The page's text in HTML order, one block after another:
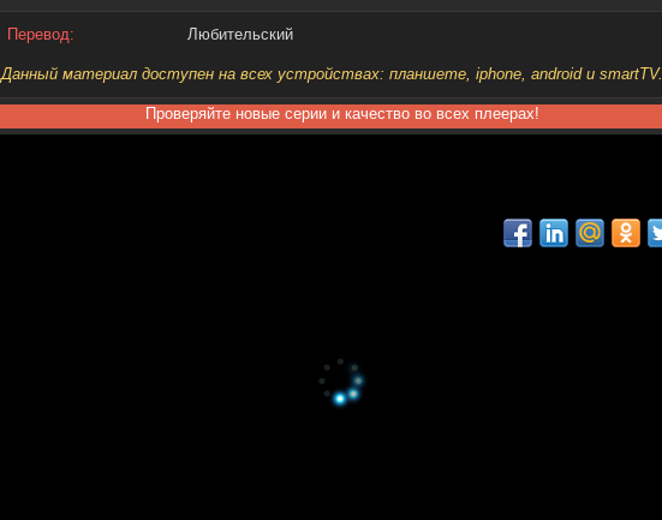
Перевод: Любительский
Данный материал доступен на всех устройствах: планшете, iphone, android и smartTV.
Проверяйте новые серии и качество во всех плеерах!